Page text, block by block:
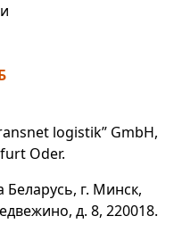
logistik” GmbH,
Oder.
Беларусь, г. Минск,
д. 8, 220018.